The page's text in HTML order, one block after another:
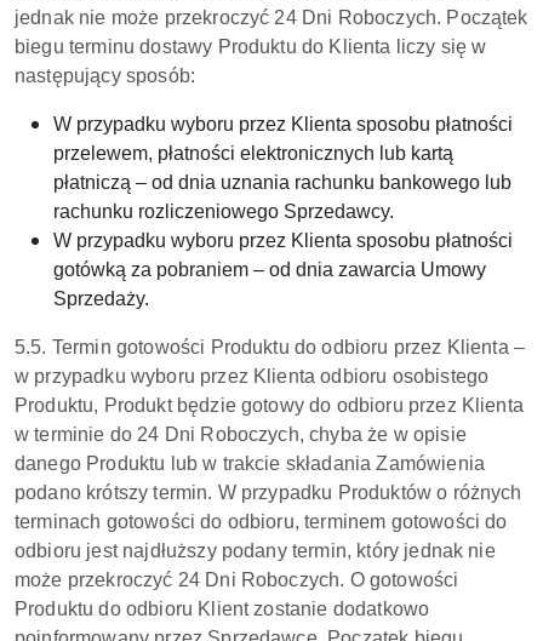
jednak nie może przekroczyć 24 Dni Roboczych. Początek
biegu terminu dostawy Produktu do Klienta liczy się w
następujący sposób:
W przypadku wyboru przez Klienta sposobu płatności
przelewem, płatności elektronicznych lub kartą
płatniczą – od dnia uznania rachunku bankowego lub
rachunku rozliczeniowego Sprzedawcy.
W przypadku wyboru przez Klienta sposobu płatności
gotówką za pobraniem – od dnia zawarcia Umowy
Sprzedaży.
5.5. Termin gotowości Produktu do odbioru przez Klienta –
w przypadku wyboru przez Klienta odbioru osobistego
Produktu, Produkt będzie gotowy do odbioru przez Klienta
w terminie do 24 Dni Roboczych, chyba że w opisie
danego Produktu lub w trakcie składania Zamówienia
podano krótszy termin. W przypadku Produktów o różnych
terminach gotowości do odbioru, terminem gotowości do
odbioru jest najdłuższy podany termin, który jednak nie
może przekroczyć 24 Dni Roboczych. O gotowości
Produktu do odbioru Klient zostanie dodatkowo